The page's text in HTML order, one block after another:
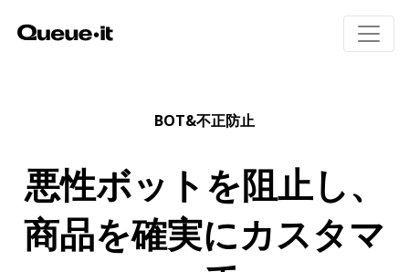
製品
製品概要
招待制待合室
Queue-itの仕組み
ユーザー体験
導入エリア
Eコマース
チケット販売
料金
リソース
BOT&不正防止
悪性ボットを阻止し、
商品を確実にカスタマ